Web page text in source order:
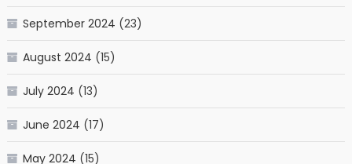
September 2024 (23)
August 2024 (15)
July 2024 (13)
June 2024 (17)
May 2024 (15)